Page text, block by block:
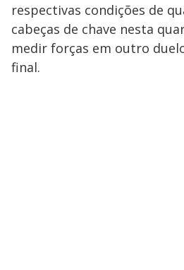
respectivas condições de
cabeças de chave nesta
medir forças em outro
final.